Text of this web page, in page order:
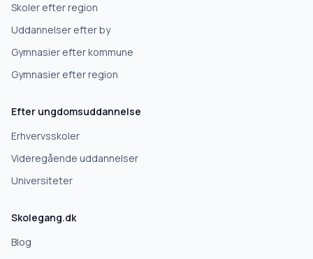
Videregående uddannelse
Skoler efter region
Uddannelser efter by
Gymnasier efter kommune
Gymnasier efter region
Efter ungdomsuddannelse
Erhvervsskoler
Videregående uddannelser
Universiteter
Skolegang.dk
Blog